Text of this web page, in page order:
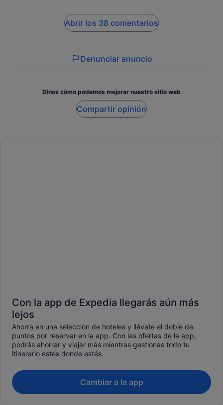
Abrir los 38 comentarios
Denunciar anuncio
Dinos cómo podemos mejorar nuestro sitio web
Compartir opinión
Con la app de Expedia llegarás aún más
lejos
Ahorra en una selección de hoteles y llévate el doble de
puntos por reservar en la app. Con las ofertas de la app,
podrás ahorrar y viajar más mientras gestionas todo tu
itinerario estés donde estés.
Cambiar a la app